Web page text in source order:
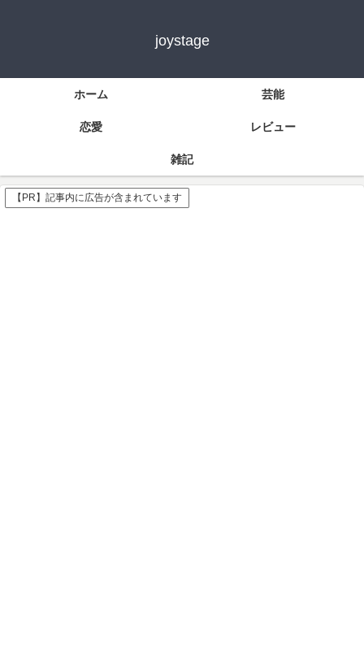
joystage
ホーム 芸能
恋愛 レビュー
雑記
【PR】記事内に広告が含まれています